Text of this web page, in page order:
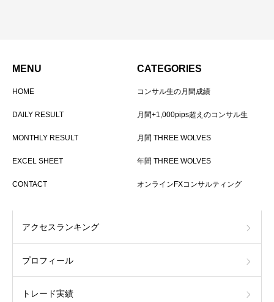
MENU
HOME
DAILY RESULT
MONTHLY RESULT
EXCEL SHEET
CONTACT
CATEGORIES
コンサル生の月間成績
月間+1,000pips超えのコンサル生
月間 THREE WOLVES
年間 THREE WOLVES
オンラインFXコンサルティング
アクセスランキング
プロフィール
トレード実績